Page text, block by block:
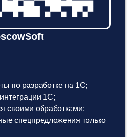
по разработке на 1С;
1С;
своими обработками;
спецпредложения только